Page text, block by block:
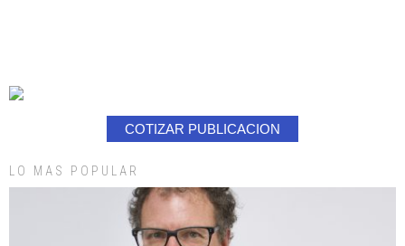
COTIZAR PUBLICACION
LO MAS POPULAR